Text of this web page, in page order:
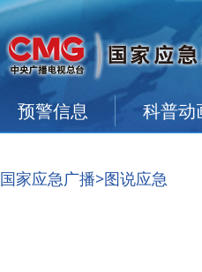
预警信息 科普动
国家应急广播>图说应急